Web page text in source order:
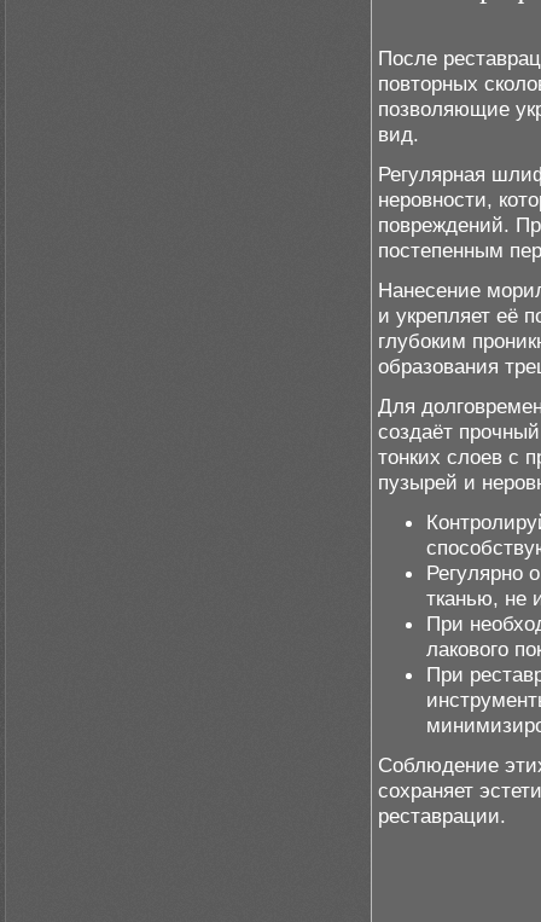
После
повторных
позволяющие
вид.
Регулярная
неровности,
повреждений.
постепенным
Нанесение
и укрепляет её
глубоким
образования
Для
создаёт
тонких слоев с
пузырей и
Регулярно
тканью, не
При
лакового
При
Соблюдение
сохраняет
реставрации.